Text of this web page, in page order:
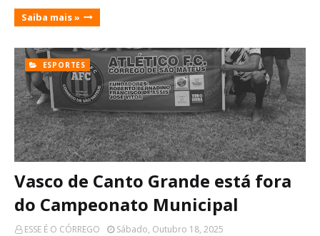
Saiba mais »
ESPORTES
Vasco de Canto Grande está fora
do Campeonato Municipal
ESSE É O CÓRREGO Sábado, Outubro 18, 2025